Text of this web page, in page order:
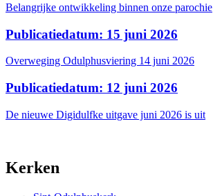
Belangrijke ontwikkeling binnen onze parochie
Publicatiedatum: 15 juni 2026
Overweging Odulphusviering 14 juni 2026
Publicatiedatum: 12 juni 2026
De nieuwe Digidulfke uitgave juni 2026 is uit
Kerken